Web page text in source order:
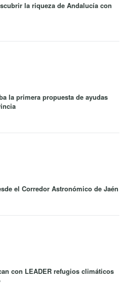
la riqueza de Andalucía con
la primera propuesta de ayudas
el Corredor Astronómico de Jaén
con LEADER refugios climáticos